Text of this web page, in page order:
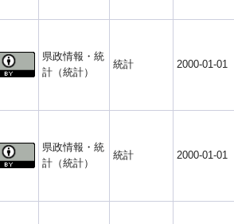
県政情報・統
計（統計）
統計 2000-01-01
県政情報・統
計（統計）
統計 2000-01-01